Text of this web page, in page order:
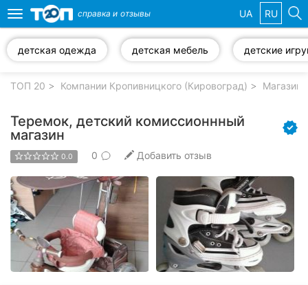
компании
Популярные
рубрики:
Стоматологии
Частные
клиники
Ветеринарные
Toggle
navigation
справка и отзывы UA RU
детская одежда детская мебель детские
ТОП 20 Компании Кропивницкого (Кировоград)
Теремок, детский комиссионнный
магазин
0.0 0 Добавить отзыв